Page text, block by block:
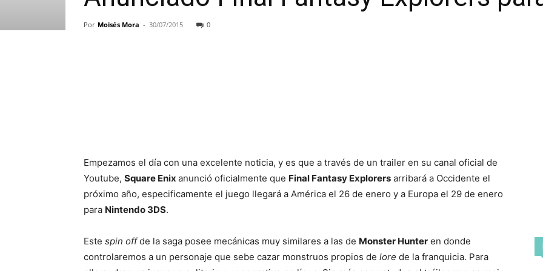
Por Moisés Mora - 30/07/2015 0
Empezamos el día con una excelente noticia, y es que a través de un trailer en su canal oficial de
Youtube, Square Enix anunció oficialmente que Final Fantasy Explorers arribará a Occidente el
próximo año, especificamente el juego llegará a América el 26 de enero y a Europa el 29 de enero
para Nintendo 3DS.
Este spin offde la saga posee mecánicas muy similares a las de Monster Hunter en donde
controlaremos a un personaje que sebe cazar monstruos propios de lore de la franquicia. Para